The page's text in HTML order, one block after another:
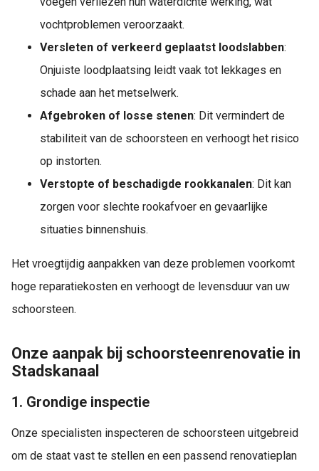
vochtproblemen veroorzaakt.
Versleten of verkeerd geplaatst loodslabben:
Onjuiste loodplaatsing leidt vaak tot lekkages en
schade aan het metselwerk.
Afgebroken of losse stenen: Dit vermindert de
stabiliteit van de schoorsteen en verhoogt het risico
op instorten.
Verstopte of beschadigde rookkanalen: Dit kan
zorgen voor slechte rookafvoer en gevaarlijke
situaties binnenshuis.
Het vroegtijdig aanpakken van deze problemen voorkomt
hoge reparatiekosten en verhoogt de levensduur van uw
schoorsteen.
Onze aanpak bij schoorsteenrenovatie in
Stadskanaal
1. Grondige inspectie
Onze specialisten inspecteren de schoorsteen uitgebreid
om de staat vast te stellen en een passend renovatieplan